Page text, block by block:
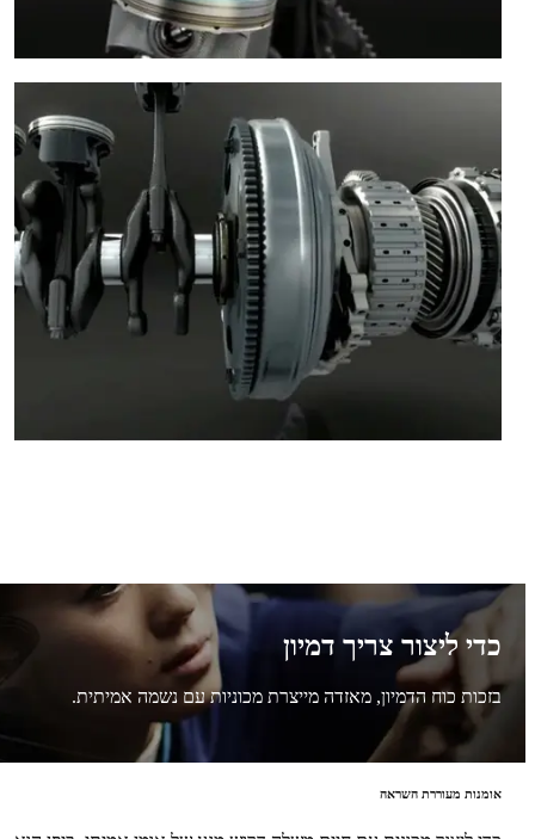
כדי ליצור צריך דמיון
בזכות כוח הדמיון, מאזדה מייצרת מכוניות עם נשמה אמיתית.
אומנות מעוררת השראה